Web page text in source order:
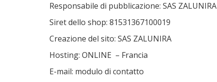
Responsabile di pubblicazione: SAS ZALUNIRA
Siret dello shop: 81531367100019
Creazione del sito: SAS ZALUNIRA
Hosting: ONLINE – Francia
E-mail: modulo di contatto